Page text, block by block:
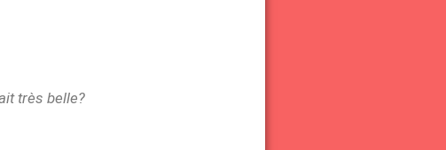
très belle?